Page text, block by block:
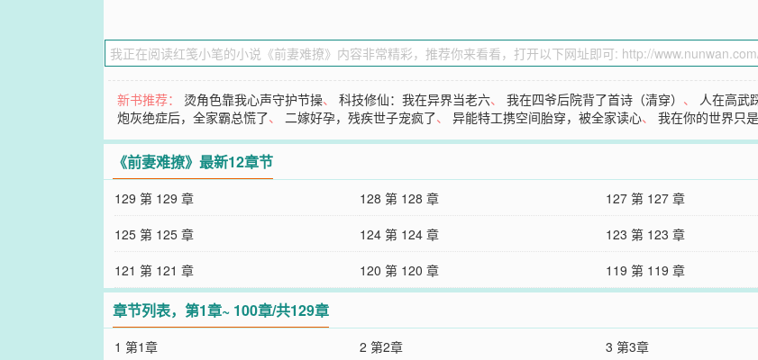
新书推荐： 烫角色靠我心声守护节操、科技修仙：我在异界当老六、我在四爷后院背了首诗（清穿） 、 人在高武
炮灰绝症后，全家霸总慌了、二嫁好孕，残疾世子宠疯了、异能特工携空间胎穿，被全家读心、我在你的世界只
《前妻难撩》最新12章节
129 第 129 章 128 第 128 章 127 第 127 章
125 第 125 章
124 第 124 章 123 第 123 章
121 第 121 章
120 第 120 章 119 第 119 章
章节列表，第1章~ 100章/共129章
1 第1章 2 第2章 3 第3章